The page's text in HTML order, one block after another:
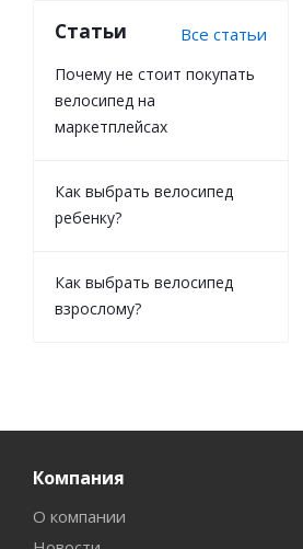
Статьи Все статьи
Почему не стоит покупать
велосипед на
маркетплейсах
Как выбрать велосипед
ребенку?
Как выбрать велосипед
взрослому?
Компания
О компании